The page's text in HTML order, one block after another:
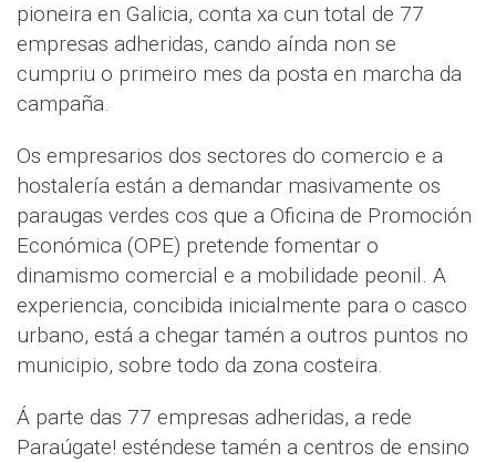
pioneira en Galicia, conta xa cun total de 77
empresas adheridas, cando aínda non se
cumpriu o primeiro mes da posta en marcha da
campaña.
Os empresarios dos sectores do comercio e a
hostalería están a demandar masivamente os
paraugas verdes cos que a Oficina de Promoción
Económica (OPE) pretende fomentar o
dinamismo comercial e a mobilidade peonil. A
experiencia, concibida inicialmente para o casco
urbano, está a chegar tamén a outros puntos no
municipio, sobre todo da zona costeira.
Á parte das 77 empresas adheridas, a rede
Paraúgate! esténdese tamén a centros de ensino